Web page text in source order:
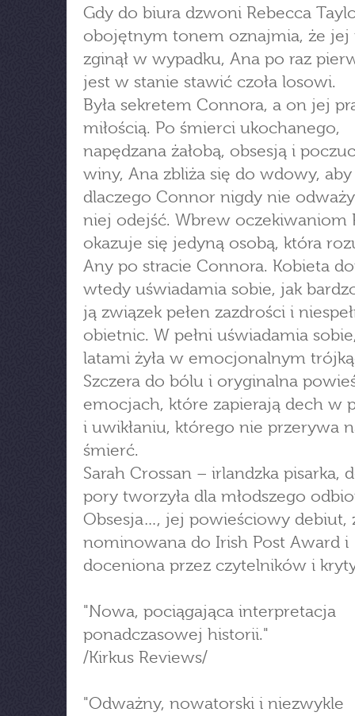
Gdy do biura dzwoni Rebecca
obojętnym tonem oznajmia, że jej
zginął w wypadku, Ana po raz
jest w stanie stawić czoła losowi.
Była sekretem Connora, a on jej
miłością. Po śmierci ukochanego,
napędzana żałobą, obsesją i
winy, Ana zbliża się do wdowy,
dlaczego Connor nigdy nie
niej odejść. Wbrew oczekiwaniom
okazuje się jedyną osobą, która
Any po stracie Connora. Kobieta
wtedy uświadamia sobie, jak
ją związek pełen zazdrości i
obietnic. W pełni uświadamia
latami żyła w emocjonalnym
Szczera do bólu i oryginalna
emocjach, które zapierają dech w
i uwikłaniu, którego nie przerywa
śmierć.
Sarah Crossan – irlandzka pisarka,
pory tworzyła dla młodszego
Obsesja…, jej powieściowy debiut,
nominowana do Irish Post Award i
doceniona przez czytelników i
"Nowa, pociągająca interpretacja
ponadczasowej historii."
/Kirkus Reviews/
"Odważny, nowatorski i niezwykle